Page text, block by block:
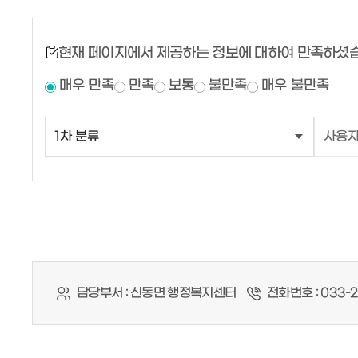
현재 페이지에서 제공하는 정보에 대하여 만족하셨
매우 만족 만족 보통 불만족 매우 불만족
담당부서 :신동면 행정복지센터 전화번호 :033-